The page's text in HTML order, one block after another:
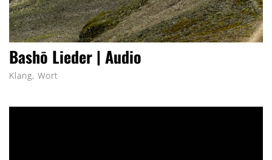
Bashō Lieder | Audio
Klang, Wort